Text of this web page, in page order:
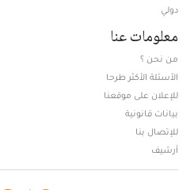
دولي
معلومات عنا
من نحن ؟
الأسئلة الأكثر طرحا
للإعلان على موقعنا
بيانات قانونية
للإتصال بنا
أرشيف